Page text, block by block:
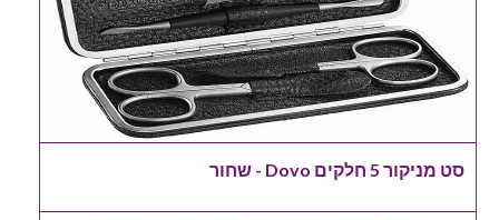
סט מניקור 5 חלקים Dovo - שחור